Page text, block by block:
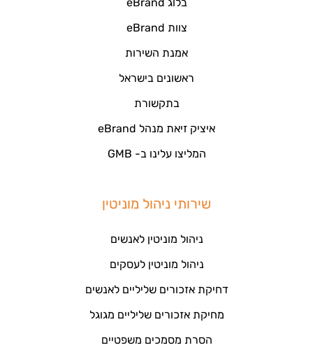
צוות eBrand
אמנת השירות
ראשונים בישראל
בתקשורת
איציק זיאת מנהל eBrand
המליצו עלינו ב- GMB
שירותי ניהול מוניטין
ניהול מוניטין לאנשים
ניהול מוניטין לעסקים
דחיקת אזכורים שליליים לאנשים
מחיקת אזכורים שליליים מגוגל
הסרת מסמכים משפטיים